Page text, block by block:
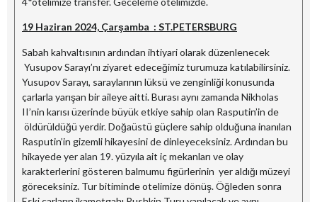
19 Haziran 2024, Çarşamba : ST.PETERSBURG
Sabah kahvaltısının ardından ihtiyari olarak düzenlenecek
Yusupov Sarayı’nı ziyaret edeceğimiz turumuza katılabilirsiniz.
Yusupov Sarayı, saraylarının lüksü ve zenginliği konusunda
çarlarla yarışan bir aileye aitti. Burası aynı zamanda Nikholas
II’nin karısı üzerinde büyük etkiye sahip olan Rasputin’in de
öldürüldüğü yerdir. Doğaüstü güçlere sahip olduğuna inanılan
Rasputin’in gizemli hikayesini de dinleyeceksiniz. Ardından bu
hikayede yer alan 19. yüzyıla ait iç mekanları ve olay
karakterlerini gösteren balmumu figürlerinin yer aldığı müzeyi
göreceksiniz. Tur bitiminde otelimize dönüş. Öğleden sonra